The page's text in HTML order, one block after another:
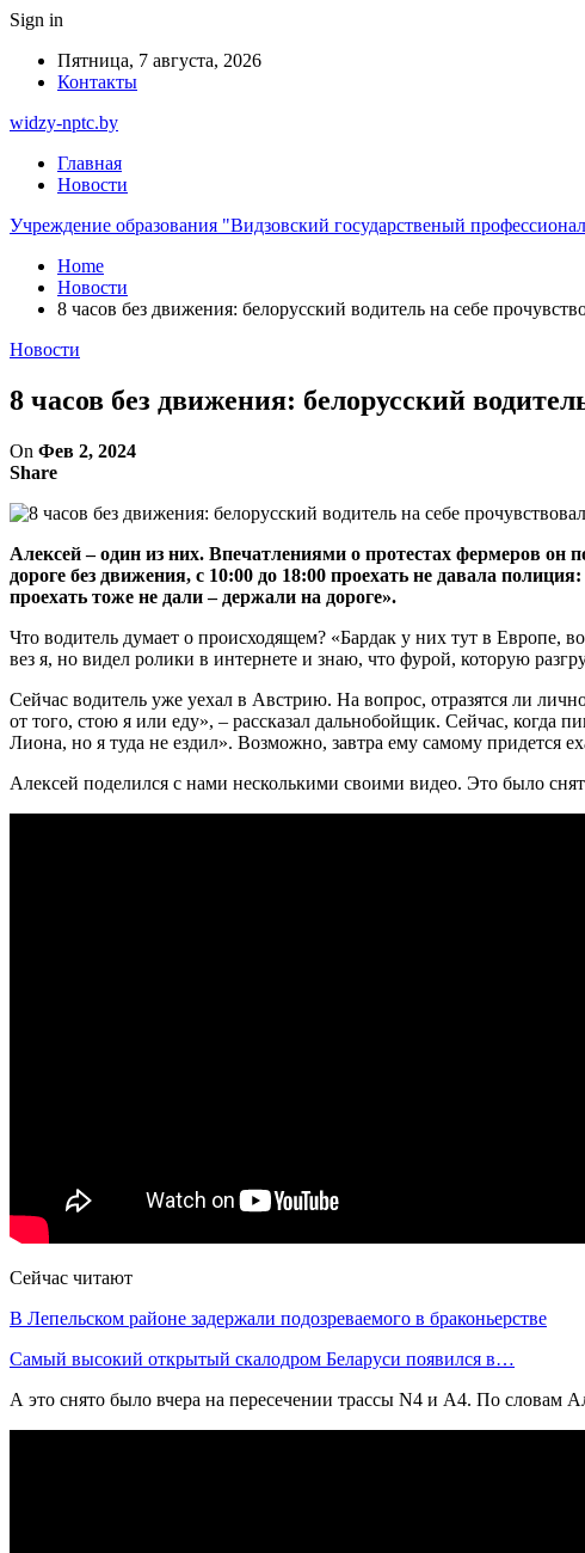
Sign in
Пятница, 7 августа, 2026
Контакты
widzy-nptc.by
Главная
Новости
Учреждение образования "Видзовский государственый
Home
Новости
8 часов без движения: белорусский водитель на себе
Новости
8 часов без движения: белорусский
On Фев 2, 2024
Share
Алексей – один из них. Впечатлениями о протестах фермеров он
дороге без движения, с 10:00 до 18:00 проехать не давала
проехать тоже не дали – держали на дороге».
Что водитель думает о происходящем? «Бардак у них тут в Европе,
вез я, но видел ролики в интернете и знаю, что фурой, которую
Сейчас водитель уже уехал в Австрию. На вопрос, отразятся ли
от того, стою я или еду», – рассказал дальнобойщик. Сейчас, когда
Лиона, но я туда не ездил». Возможно, завтра ему самому придется
Алексей поделился с нами несколькими своими видео. Это было
Сейчас читают
В Лепельском районе задержали подозреваемого в браконьерстве
Самый высокий открытый скалодром Беларуси появился в…
А это снято было вчера на пересечении трассы N4 и А4. По словам